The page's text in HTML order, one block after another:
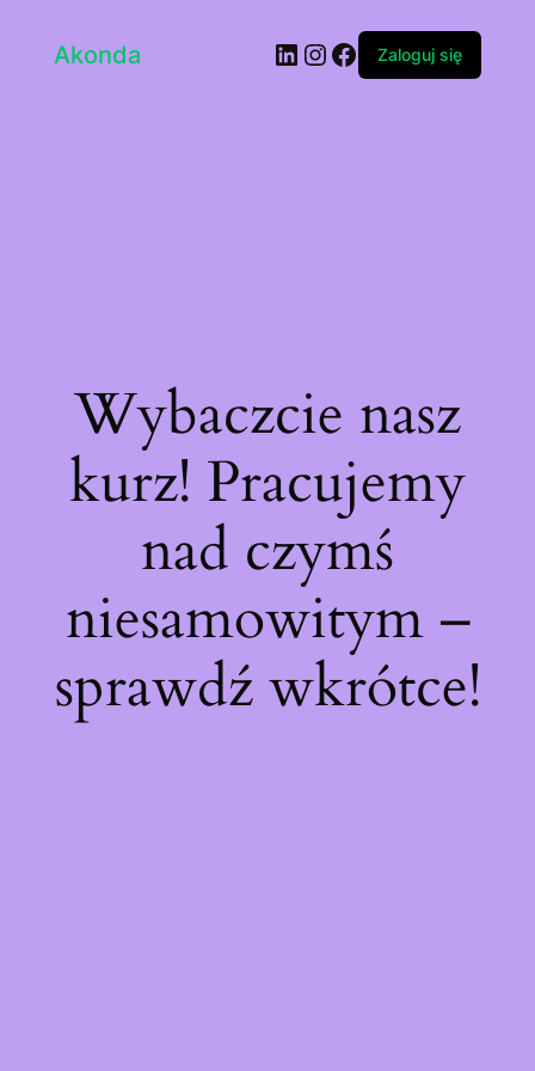
Akonda LinkedIn
Instagram
Facebook
Zaloguj się
Wybaczcie nasz
kurz! Pracujemy
nad czymś
niesamowitym –
sprawdź wkrótce!